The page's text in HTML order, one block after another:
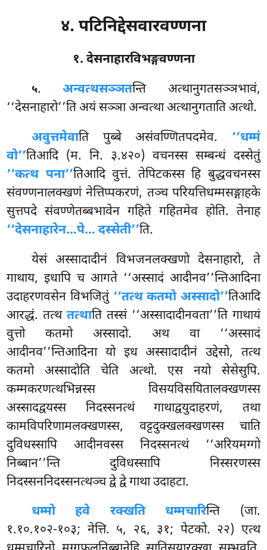
४. पटिनिद्देसवारवण्णना
१. देसनाहारविभङ्गवण्णना
५.अन्वत्थसञ्ञतन्ति अत्थानुगतसञ्ञभावं,
‘‘देसनाहारो’’ति अयं सञ्ञा अन्वत्था अत्थानुगताति अत्थो.
अवुत्तमेवाति पुब्बे असंवण्णितपदमेव. ‘‘धम्मं
वो’’तिआदि (म. नि. ३.४२०) वचनस्स सम्बन्धं दस्सेतुं
‘‘कत्थ पना’’तिआदि वुत्तं. तेपिटकस्स हि बुद्धवचनस्स
संवण्णनालक्खणं नेत्तिप्पकरणं, तञ्च परियत्तिधम्मसङ्गाहके
सुत्तपदे संवण्णेतब्बभावेन गहिते गहितमेव होति. तेनाह
‘‘देसनाहारेन…पे… दस्सेती’’ति.
येसं अस्सादादीनं विभजनलक्खणो देसनाहारो, ते
गाथाय, इधापि च आगते ‘‘अस्सादं आदीनव’’न्तिआदिना
उदाहरणवसेन विभजितुं ‘‘तत्थ कतमो अस्सादो’’तिआदि
आरद्धं. तत्थतत्थाति तस्सं ‘‘अस्सादादीनवता’’ति गाथायं
वुत्तो कतमो अस्सादो. अथ वा ‘‘अस्सादं
आदीनव’’न्तिआदिना यो इध अस्सादादीनं उद्देसो, तत्थ
कतमो अस्सादोति चेति अत्थो. एस नयो सेसेसुपि.
कम्मकरणत्थभिन्नस्स विसयविसयितालक्खणस्स
अस्सादद्वयस्स निदस्सनत्थं गाथाद्वयुदाहरणं, तथा
कामविपरिणामलक्खणस्स, वट्टदुक्खलक्खणस्स चाति
दुविधस्सापि आदीनवस्स निदस्सनत्थं ‘‘अरियमग्गो
निब्बान’’न्ति दुविधस्सापि निस्सरणस्स
निदस्सननिदस्सनत्थञ्च द्वे द्वे गाथा उदाहटा.
धम्मो हवे रक्खति धम्मचारिन्ति (जा.
१.१०.१०२-१०३; नेत्ति. ५, २६, ३१; पेटको. २२) एत्थ